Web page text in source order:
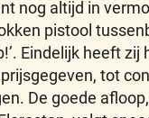
nog altijd in
pistool
Eindelijk heeft zij
tot
De goede